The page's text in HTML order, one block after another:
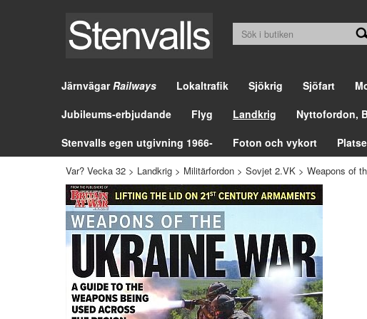
JärnvägarRailways Lokaltrafik Sjökrig Sjöfart
Jubileums-erbjudande
Flyg Landkrig Nyttofordon,
Stenvalls egen utgivning 1966-
Foton och vykort
Var? Vecka 32 > Landkrig > Militärfordon > Sovjet 2.VK > Weapons of